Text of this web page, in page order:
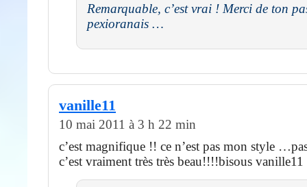
Remarquable, c’est vrai ! Merci de ton
pexioranais …
vanille11
10 mai 2011 à 3 h 22 min
c’est magnifique !! ce n’est pas mon style
c’est vraiment très très beau!!!!bisous vanille11